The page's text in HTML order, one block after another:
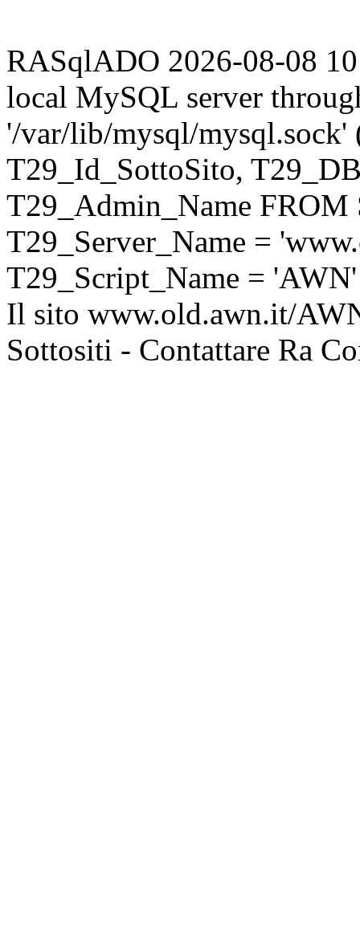
RASqlADO 2026-08-08
local MySQL server
'/var/lib/mysql/mysql.sock'
T29_Id_SottoSito,
T29_Admin_Name
T29_Server_Name =
T29_Script_Name = 'AWN'
Il sito www.old.awn.it/
Sottositi - Contattare Ra